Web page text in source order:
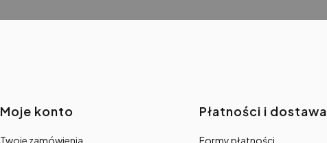
Linki w stopce
Moje konto
Twoje zamówienia
Płatności i dostawa
Formy płatności